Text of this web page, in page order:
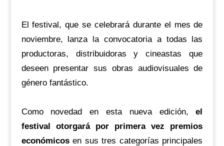
El festival, que se celebrará durante el mes de
noviembre, lanza la convocatoria a todas las
productoras, distribuidoras y cineastas que
deseen presentar sus obras audiovisuales de
género fantástico.
Como novedad en esta nueva edición,el
festival otorgará por primera vez premios
económicosen sus tres categorías principales